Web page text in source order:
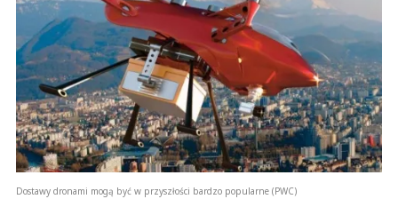
Dostawy dronami mogą być w przyszłości bardzo popularne (PWC)